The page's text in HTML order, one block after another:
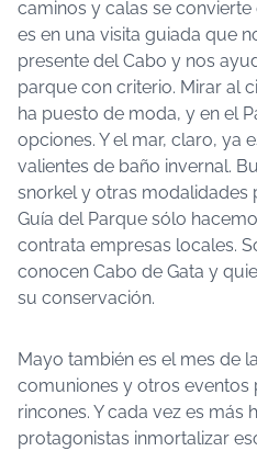
caminos y calas se
es en una visita guiada que
presente del Cabo y nos
parque con criterio. Mirar al
ha puesto de moda, y en el
opciones. Y el mar, claro, ya
valientes de baño invernal.
snorkel y otras modalidades
Guía del Parque sólo
contrata empresas locales.
conocen Cabo de Gata y
su conservación.
Mayo también es el mes de
comuniones y otros eventos
rincones. Y cada vez es más
protagonistas inmortalizar